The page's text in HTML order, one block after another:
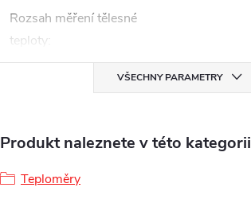
Rozsah měření tělesné
teploty:
VŠECHNY PARAMETRY
Produkt naleznete v této kategorii
Teploměry